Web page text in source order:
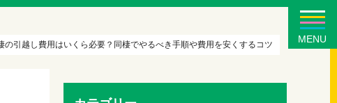
MENU
の引越し費用はいくら必要？同棲でやるべき手順や費用を安くするコツ